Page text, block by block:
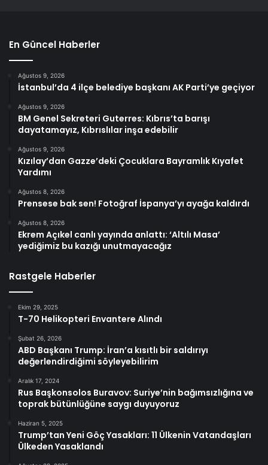
En Güncel Haberler
Ağustos 9, 2026
İstanbul’da 4 ilçe belediye başkanı AK Parti’ye geçiyor
Ağustos 9, 2026
BM Genel Sekreteri Guterres: Kıbrıs’ta barışı
dayatamayız, Kıbrıslılar inşa edebilir
Ağustos 9, 2026
Kızılay’dan Gazze’deki Çocuklara Bayramlık Kıyafet
Yardımı
Ağustos 8, 2026
Prensese bak sen! Fotoğraf İspanya’yı ayağa kaldırdı
Ağustos 8, 2026
Ekrem Açıkel canlı yayında anlattı: ‘Altılı Masa’
yediğimiz bu kazığı unutmayacağız
Rastgele Haberler
Ekim 29, 2025
T-70 Helikopteri Envantere Alındı
Şubat 26, 2026
ABD Başkanı Trump: İran’a kısıtlı bir saldırıyı
değerlendirdiğimi söyleyebilirim
Aralık 17, 2024
Rus Başkonsolos Buravov: Suriye’nin bağımsızlığına ve
toprak bütünlüğüne saygı duyuyoruz
Haziran 5, 2025
Trump’tan Yeni Göç Yasakları: 11 Ülkenin Vatandaşları
Ülkeden Yasaklandı